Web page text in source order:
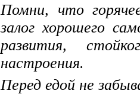
Помни, что
залог хорошего
развития,
настроения.
Перед едой не